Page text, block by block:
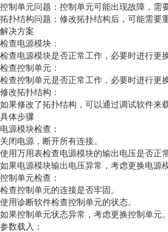
控制单元问题：控制单元可能出现故障，需
拓扑结构问题：修改拓扑结构后，可能需要
解决方案
检查电源模块：
检查电源模块是否正常工作，必要时进行更换
检查控制单元：
检查控制单元是否正常工作，必要时进行更换
修改拓扑结构：
如果修改了拓扑结构，可以通过调试软件来
具体步骤
电源模块检查：
关闭电源，断开所有连接。
使用万用表检查电源模块的输出电压是否正常
如果电源模块输出电压异常，考虑更换电源模
控制单元检查：
检查控制单元的连接是否牢固。
使用诊断软件检查控制单元的状态。
如果控制单元状态异常，考虑更换控制单元。
参数载入：